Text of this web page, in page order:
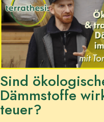
Sind
Dämmstoffe
teuer?